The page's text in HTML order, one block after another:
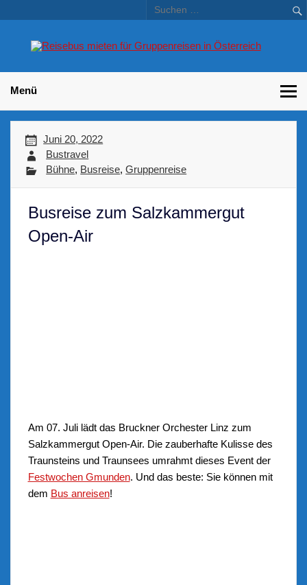
–
Menü
Juni 20, 2022
Bustravel
Bühne, Busreise,Gruppenreise
Busreise zum Salzkammergut
Open-Air
Am 07. Juli lädt das Bruckner Orchester Linz zum
Salzkammergut Open-Air. Die zauberhafte Kulisse des
Traunsteins und Traunsees umrahmt dieses Event der
Festwochen Gmunden. Und das beste: Sie können mit
dem Bus anreisen!